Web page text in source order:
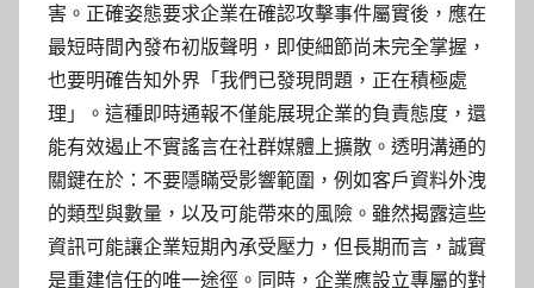
害。正確姿態要求企業在確認攻擊事件屬實後，應在
最短時間內發布初版聲明，即使細節尚未完全掌握，
也要明確告知外界「我們已發現問題，正在積極處
理」。這種即時通報不僅能展現企業的負責態度，還
能有效遏止不實謠言在社群媒體上擴散。透明溝通的
關鍵在於：不要隱瞞受影響範圍，例如客戶資料外洩
的類型與數量，以及可能帶來的風險。雖然揭露這些
資訊可能讓企業短期內承受壓力，但長期而言，誠實
是重建信任的唯一途徑。同時，企業應設立專屬的對